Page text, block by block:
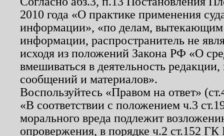
2010 года «О практике применения
информации», «по делам, вытекающим
информации, распространитель не
исходя из положений Закона РФ «О
вмешиваться в деятельность
сообщений и материалов».
Воспользуйтесь «Правом на ответ»
«В соответствии с положением ч.3
морального вреда подлежит
опровержения, в порядке ч.2 ст.152